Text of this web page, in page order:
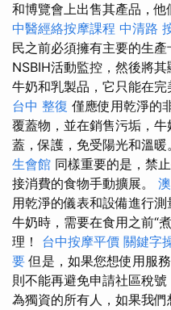
和博覽會上出售其產品，他
中醫經絡按摩課程 中清路
民之前必須擁有主要的生
NSBIH活動監控，然後將
牛奶和乳製品，它只能在完
台中 整復 僅應使用乾淨的
覆蓋物，並在銷售污垢，
蓋，保護，免受陽光和溫暖
生會館 同樣重要的是，禁
接消費的食物手動擴展。
用乾淨的儀表和設備進行測
牛奶時，需要在食用之前“
理！ 台中按摩平價 關鍵字
要 但是，如果您想使用服
則不能再避免申請社區稅
為獨資的所有人，如果我